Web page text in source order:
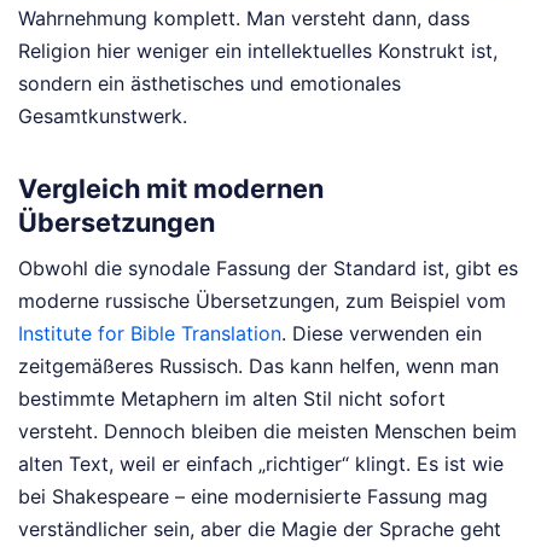
Wahrnehmung komplett. Man versteht dann, dass
Religion hier weniger ein intellektuelles Konstrukt ist,
sondern ein ästhetisches und emotionales
Gesamtkunstwerk.
Vergleich mit modernen
Übersetzungen
Obwohl die synodale Fassung der Standard ist, gibt es
moderne russische Übersetzungen, zum Beispiel vom
Institute for Bible Translation. Diese verwenden ein
zeitgemäßeres Russisch. Das kann helfen, wenn man
bestimmte Metaphern im alten Stil nicht sofort
versteht. Dennoch bleiben die meisten Menschen beim
alten Text, weil er einfach „richtiger“ klingt. Es ist wie
bei Shakespeare – eine modernisierte Fassung mag
verständlicher sein, aber die Magie der Sprache geht